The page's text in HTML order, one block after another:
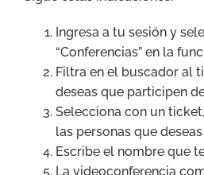
Ingresa a tu sesión y
“Conferencias” en la
Filtra en el buscador al
deseas que participen
Selecciona con un
las personas que
Escribe el nombre que
La videoconferencia